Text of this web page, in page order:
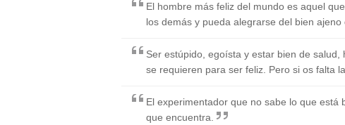
El hombre más feliz del mundo es aquel
los demás y pueda alegrarse del bien ajeno
Ser estúpido, egoísta y estar bien de
se requieren para ser feliz. Pero si os falta
El experimentador que no sabe lo que está
que encuentra.